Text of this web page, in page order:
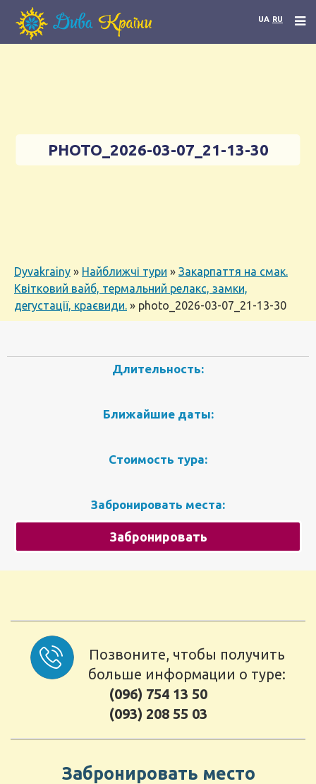
UA RU
PHOTO_2026-03-07_21-13-30
Dyvakrainy » Найближчі тури » Закарпаття на смак.
Квітковий вайб, термальний релакс, замки,
дегустації, краєвиди. » photo_2026-03-07_21-13-30
Длительность:
Ближайшие даты:
Стоимость тура:
Забронировать места:
Забронировать
Позвоните, чтобы получить
больше информации о туре:
(096) 754 13 50
(093) 208 55 03
Забронировать место